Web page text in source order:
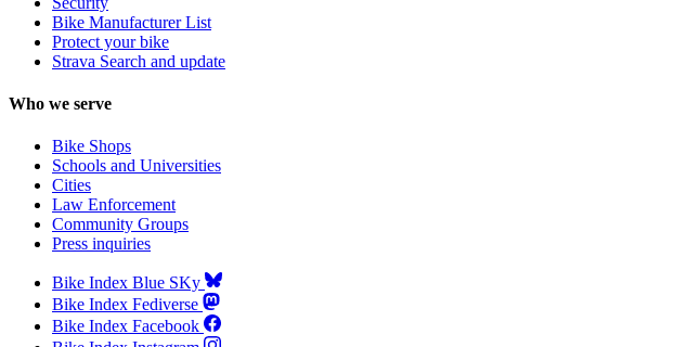
Bike Manufacturer List
Protect your bike
Strava Search and update
Who we serve
Bike Shops
Schools and Universities
Cities
Law Enforcement
Community Groups
Press inquiries
Bike Index Blue SKy
Bike Index Fediverse
Bike Index Facebook